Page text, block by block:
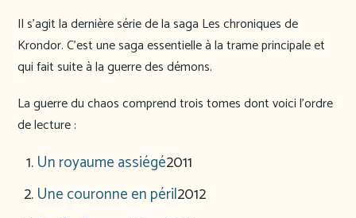
Il s’agit la dernière série de la saga Les chroniques de
Krondor. C’est une saga essentielle à la trame principale et
qui fait suite à la guerre des démons.
La guerre du chaos comprend trois tomes dont voici l’ordre
de lecture :
Un royaume assiégé2011
Une couronne en péril2012